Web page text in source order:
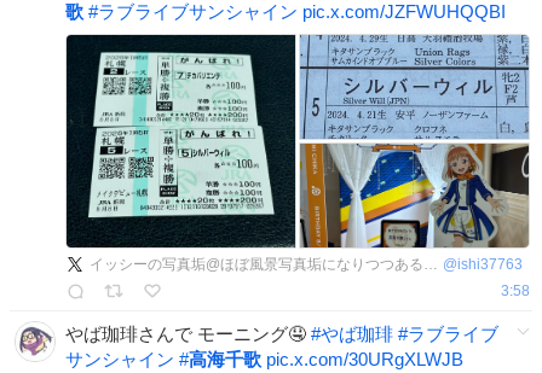
歌 #ラブライブサンシャイン pic.x.com/JZFWUHQQBI
イッシーの写真垢@ほぼ風景写真垢になりつつある曜ちゃん推しヨーソロー @ishi37763
3:58
やば珈琲さんで モーニング🤤 #やば珈琲 #ラブライブ
サンシャイン #高海千歌 pic.x.com/30URgXLWJB